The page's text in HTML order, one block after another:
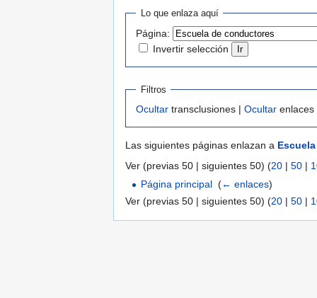
Lo que enlaza aquí
Página:
Invertir selección
Filtros
Ocultar transclusiones | Ocultar
Las siguientes páginas enlazan a
Ver (previas 50 | siguientes 50) (20 | 50 |
Página principal ‎(← enlaces)
Ver (previas 50 | siguientes 50) (20 | 50 |